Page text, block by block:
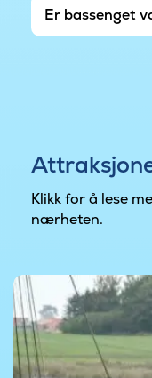
Er bassenget
Klikk for å lese
nærheten.